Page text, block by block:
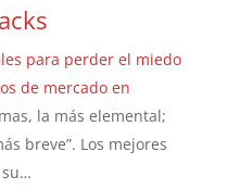
para perder el miedo
de mercado en
la más elemental;
breve”. Los mejores